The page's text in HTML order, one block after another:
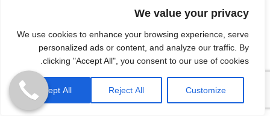
We value your privacy
We use cookies to enhance your browsing experience, serve
personalized ads or content, and analyze our traffic. By
clicking "Accept All", you consent to our use of cookies.
Customize
Reject All
Accept All
פנטהאוז שטוף שמש עם נוף פנורמי
מרהיב
תל אביב